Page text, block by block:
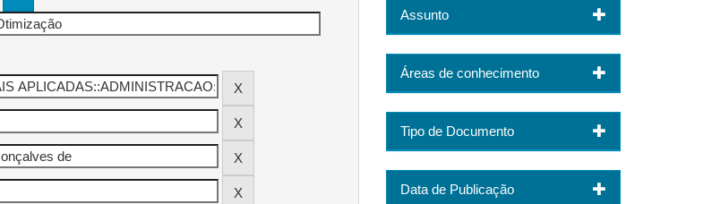
Assunto
Áreas de conhecimento
Tipo de Documento
Data de Publicação